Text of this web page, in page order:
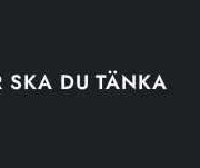
SKA DU TÄNKA